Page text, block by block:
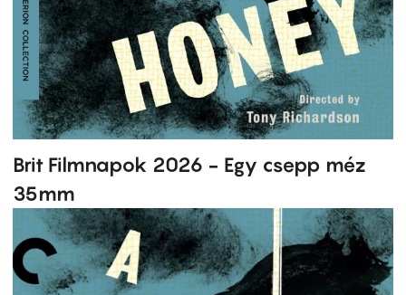
Brit Filmnapok 2026 - Egy csepp méz
35mm